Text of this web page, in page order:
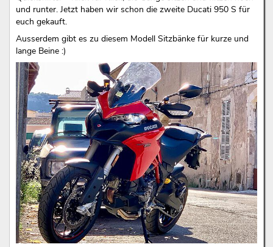
und runter. Jetzt haben wir schon die zweite Ducati 950 S für
euch gekauft.
Ausserdem gibt es zu diesem Modell Sitzbänke für kurze und
lange Beine :)